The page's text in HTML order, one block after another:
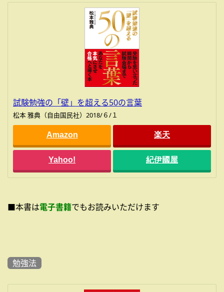
試験勉強の「壁」を超える50の言葉
松本 雅典（自由国民社）2018/６/１
Amazon 楽天
Yahoo! 紀伊國屋
■本書は電子書籍でもお読みいただけます
勉強法